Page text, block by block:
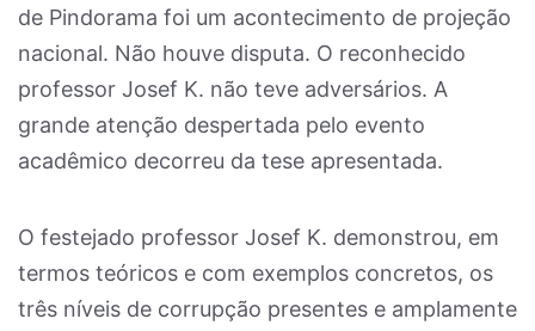
de Pindorama foi um acontecimento de projeção
nacional. Não houve disputa. O reconhecido
professor Josef K. não teve adversários. A
grande atenção despertada pelo evento
acadêmico decorreu da tese apresentada.
O festejado professor Josef K. demonstrou, em
termos teóricos e com exemplos concretos, os
três níveis de corrupção presentes e amplamente